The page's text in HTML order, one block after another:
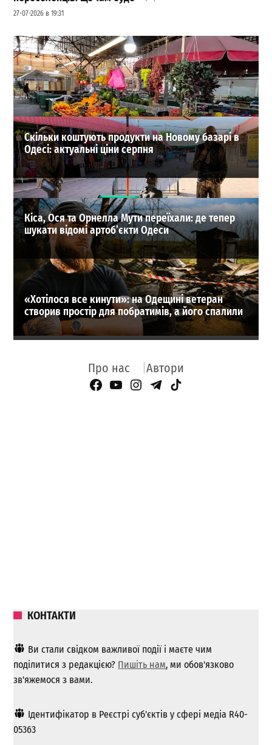
27-07-2026 в 19:31
Не лише паливо: еколог пояснив, чому затонуле біля
Одеси судно небезпечне для моря
0
01-08-2026 в 20:32
ВИБІР РЕДАКЦІЇ
Скільки коштують продукти на Новому базарі в
Одесі: актуальні ціни серпня
Кіса, Ося та Орнелла Мути переїхали: де тепер
шукати відомі артоб’єкти Одеси
«Хотілося все кинути»: на Одещині ветеран
створив простір для побратимів, а його спалили
Про нас Автори
Facebook Page
YouTube
Instagram
Telegram
TikTok
КОНТАКТИ
Ви стали свідком важливої ​​події і маєте чим
поділитися з редакцією? Пишіть нам, ми обов'язково
зв'яжемося з вами.
Ідентифікатор в Реєстрі суб'єктів у сфері медіа R40-
05363